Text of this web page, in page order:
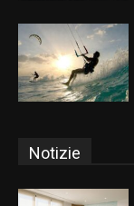
Notizie